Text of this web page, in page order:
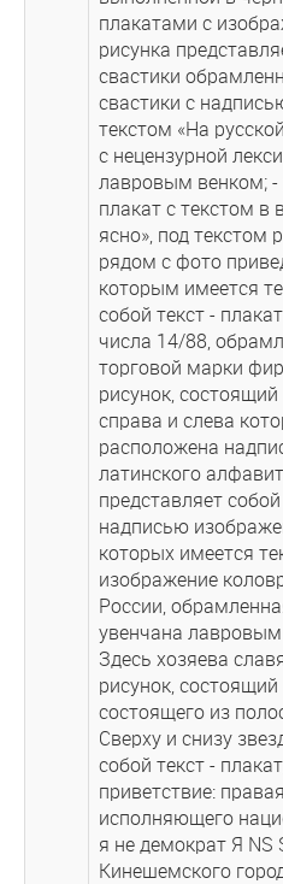
плакатами с
рисунка
свастики
свастики с
текстом «На
с нецензурной
лавровым венком; -
плакат с текстом в
ясно», под текстом
рядом с фото
которым имеется
собой текст -
числа 14/88,
торговой марки
рисунок,
справа и слева
расположена
латинского
представляет
надписью
которых имеется
изображение
России,
увенчана
Здесь хозяева
рисунок,
состоящего из
Сверху и снизу
собой текст -
приветствие:
исполняющего
я не демократ Я NS
Кинешемского